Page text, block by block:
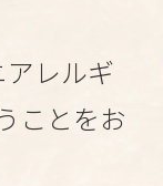
レルギ
ことをお